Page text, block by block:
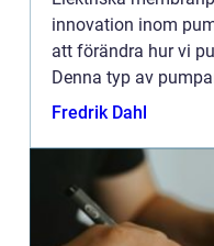
innovation inom
att förändra hur vi
Denna typ av
membranteknik
Fredrik Dahl